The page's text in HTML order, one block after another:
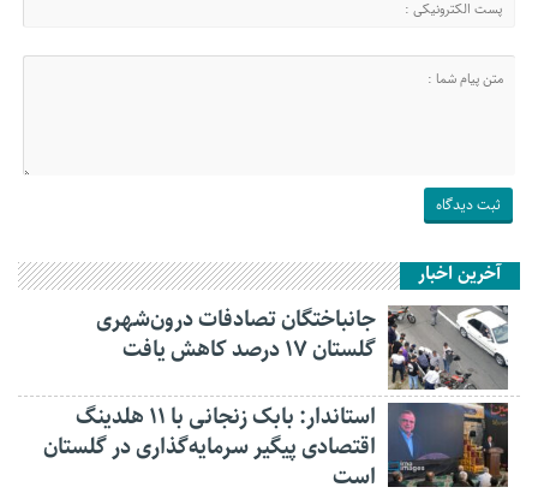
آخرین اخبار
جانباختگان تصادفات درون‌شهری
گلستان ۱۷ درصد کاهش یافت
استاندار: بابک زنجانی با ۱۱ هلدینگ
اقتصادی پیگیر سرمایه‌گذاری در گلستان
است